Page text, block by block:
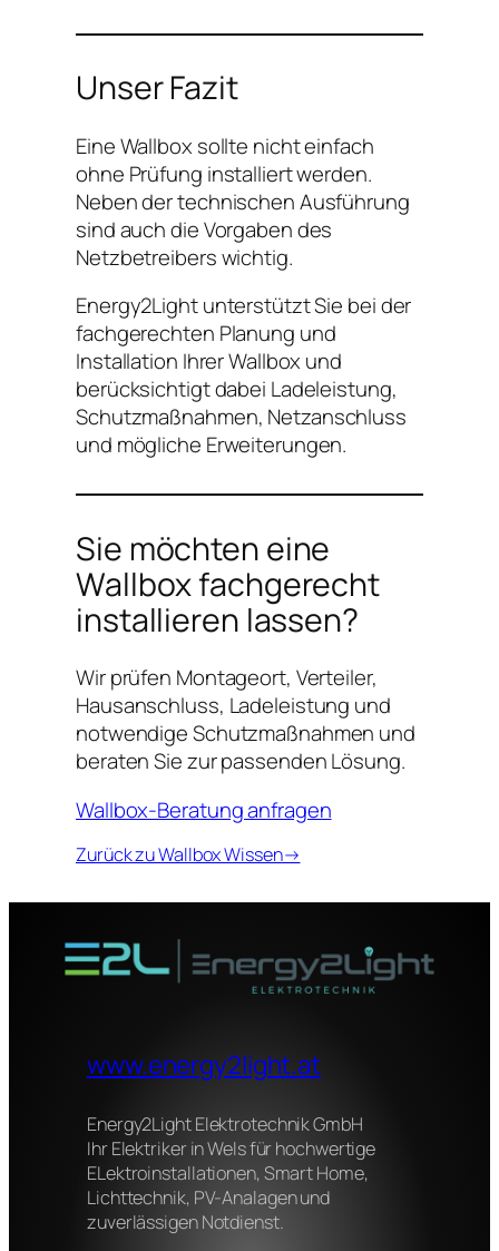
Unser Fazit
Eine Wallbox sollte nicht einfach
ohne Prüfung installiert werden.
Neben der technischen Ausführung
sind auch die Vorgaben des
Netzbetreibers wichtig.
Energy2Light unterstützt Sie bei der
fachgerechten Planung und
Installation Ihrer Wallbox und
berücksichtigt dabei Ladeleistung,
Schutzmaßnahmen, Netzanschluss
und mögliche Erweiterungen.
Sie möchten eine
Wallbox fachgerecht
installieren lassen?
Wir prüfen Montageort, Verteiler,
Hausanschluss, Ladeleistung und
notwendige Schutzmaßnahmen und
beraten Sie zur passenden Lösung.
Wallbox-Beratung anfragen
Zurück zu Wallbox Wissen→
www.energy2light.at
Energy2Light Elektrotechnik GmbH
Ihr Elektriker in Wels für hochwertige
ELektroinstallationen, Smart Home,
Lichttechnik, PV-Analagen und
zuverlässigen Notdienst.